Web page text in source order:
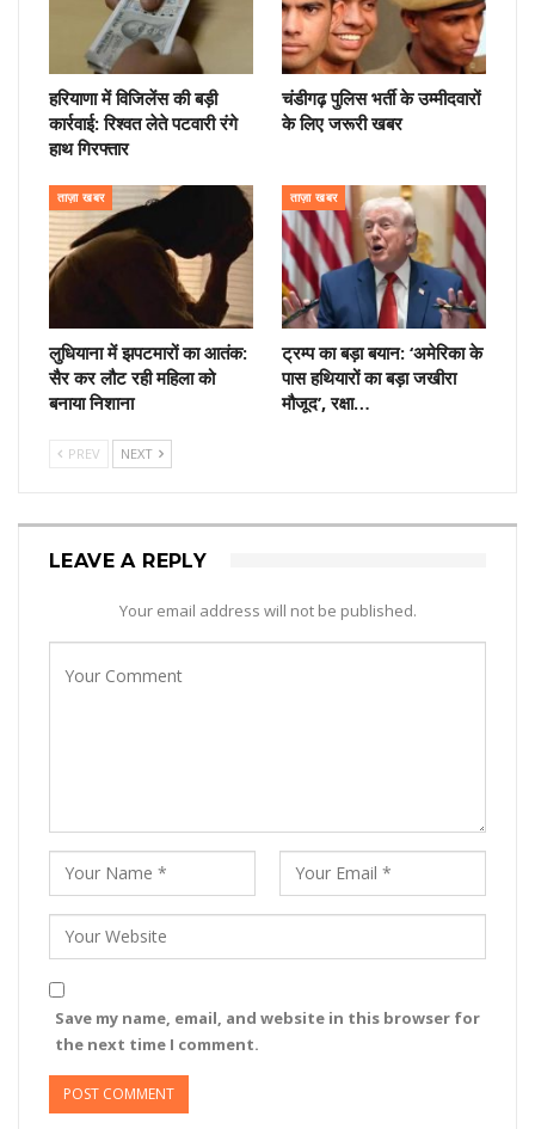
हरियाणा में विजिलेंस की बड़ी
कार्रवाई: रिश्वत लेते पटवारी रंगे
हाथ गिरफ्तार
चंडीगढ़ पुलिस भर्ती के उम्मीदवारों
के लिए जरूरी खबर
ताज़ा खबर
लुधियाना में झपटमारों का आतंक:
सैर कर लौट रही महिला को
बनाया निशाना
ताज़ा खबर
ट्रम्प का बड़ा बयान: ‘अमेरिका के
पास हथियारों का बड़ा जखीरा
मौजूद’, रक्षा…
PREV NEXT
LEAVE A REPLY
Your email address will not be published.
Save my name, email, and website in this browser for
the next time I comment.